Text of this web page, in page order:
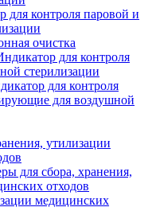
контроля паровой и
очистка
для контроля
стерилизации
для контроля
для воздушной
утилизации
для сбора, хранения,
отходов
медицинских